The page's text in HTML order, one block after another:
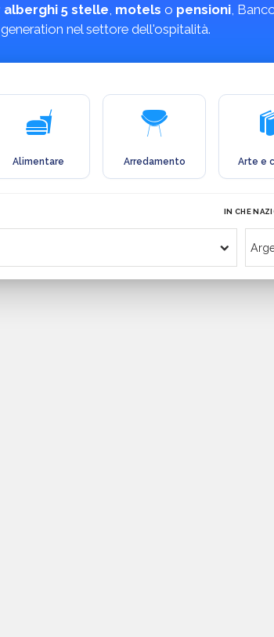
alberghi 5 stelle, motels o pensioni,
nel settore dell'ospitalità.
Alimentare Arredamento Arte e
IN CHE